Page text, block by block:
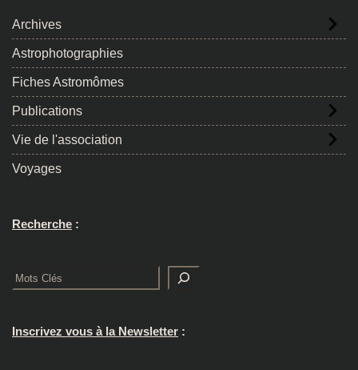
Archives
Astrophotographies
Fiches Astromômes
Publications
Vie de l'association
Voyages
Recherche :
Rechercher
Inscrivez vous à la Newsletter :